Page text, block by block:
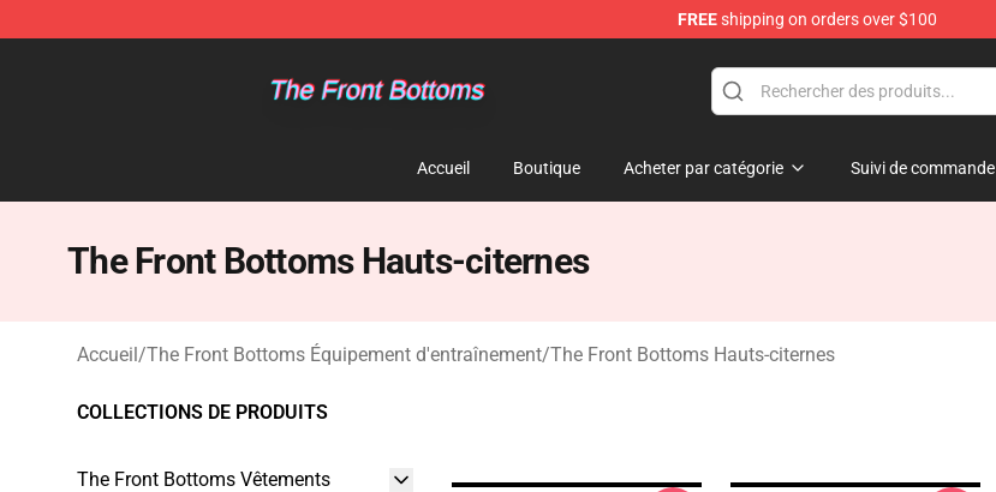
FREEshipping on orders over $100
Accueil Boutique Acheter par catégorie Suivi de commande
The Front Bottoms Hauts-citernes
Accueil/The Front Bottoms Équipement d'entraînement/The Front Bottoms Hauts-citernes
COLLECTIONS DE PRODUITS
The Front Bottoms Vêtements